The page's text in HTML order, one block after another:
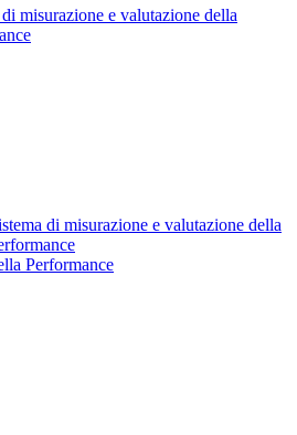
di misurazione e valutazione della
di misurazione e valutazione della
Performance